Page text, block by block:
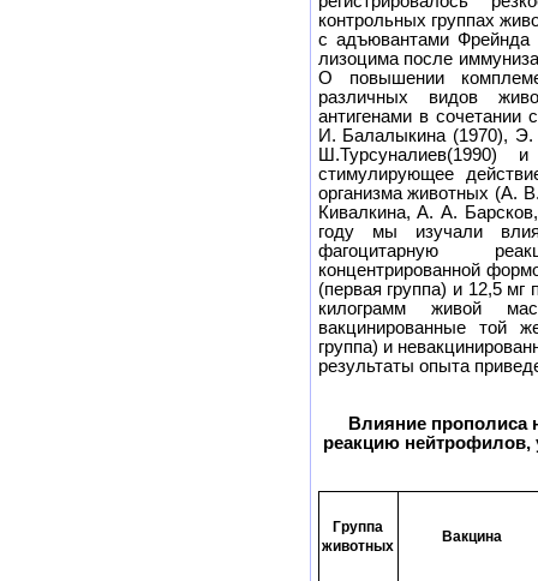
контрольных группах
с адъювантами Фрейнда
лизоцима после
О повышении
различных видов
антигенами в
И. Балалыкина (1970),
Ш.Турсуналиев(1990)
стимулирующее
организма животных (А.
Кивалкина, А. А.
году мы изучали
фагоцитарную
концентрированной
(первая группа) и 12,5 мг
килограмм живой
вакцинированные той
группа) и
результаты опыта
Влияние прополиса
реакцию нейтрофилов,
Группа
животных
Вакцина